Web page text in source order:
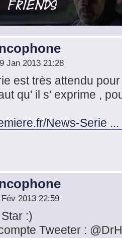
Jan 2013 21:28
est très attendu
qu' il s' exprime ,
News-Serie
2013 22:59
:)
Tweeter :